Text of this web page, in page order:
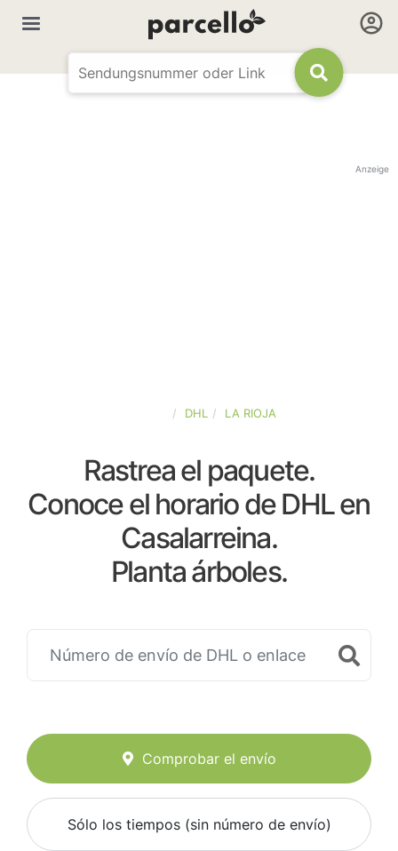
Anzeige
DHL LA RIOJA
Rastrea el paquete.
Conoce el horario de DHL en
Casalarreina.
Planta árboles.
Comprobar el envío
Sólo los tiempos (sin número de envío)